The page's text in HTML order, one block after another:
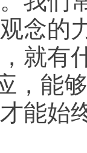
念的
就有
，能
能始